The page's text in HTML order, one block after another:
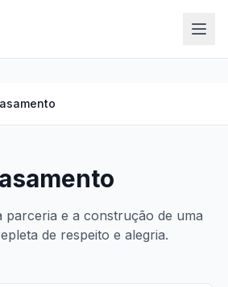
parceria e a construção de uma
de respeito e alegria.